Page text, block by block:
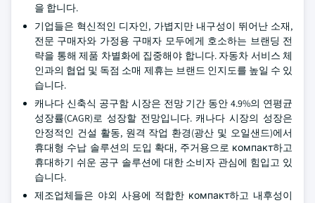
을 합니다.
기업들은 혁신적인 디자인, 가볍지만 내구성이 뛰어난 소재,
전문 구매자와 가정용 구매자 모두에게 호소하는 브랜딩 전
략을 통해 제품 차별화에 집중해야 합니다. 자동차 서비스 체
인과의 협업 및 독점 소매 제휴는 브랜드 인지도를 높일 수 있
습니다.
캐나다 신축식 공구함 시장은 전망 기간 동안 4.9%의 연평균
성장률(CAGR)로 성장할 전망입니다. 캐나다 시장의 성장은
안정적인 건설 활동, 원격 작업 환경(광산 및 오일샌드)에서
휴대형 수납 솔루션의 도입 확대, 주거용으로 компакт하고
휴대하기 쉬운 공구 솔루션에 대한 소비자 관심에 힘입고 있
습니다.
제조업체들은 야외 사용에 적합한 компакт하고 내후성이